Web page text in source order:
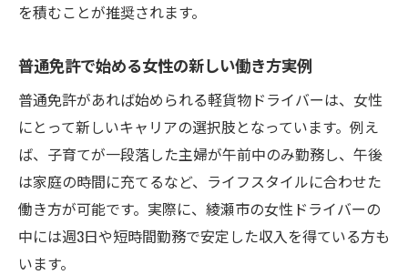
を積むことが推奨されます。
普通免許で始める女性の新しい働き方実例
普通免許があれば始められる軽貨物ドライバーは、女性
にとって新しいキャリアの選択肢となっています。例え
ば、子育てが一段落した主婦が午前中のみ勤務し、午後
は家庭の時間に充てるなど、ライフスタイルに合わせた
働き方が可能です。実際に、綾瀬市の女性ドライバーの
中には週3日や短時間勤務で安定した収入を得ている方も
います。